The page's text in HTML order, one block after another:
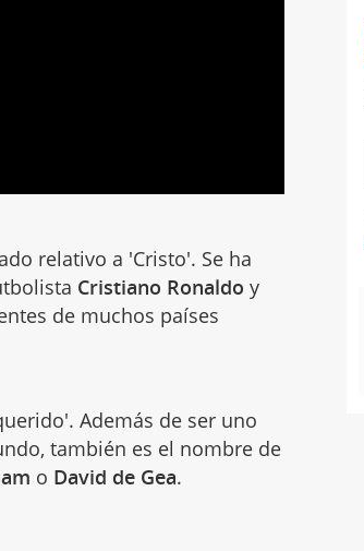
relativo a 'Cristo'. Se ha
Cristiano Ronaldo y
de muchos países
Además de ser uno
también es el nombre de
o David de Gea.